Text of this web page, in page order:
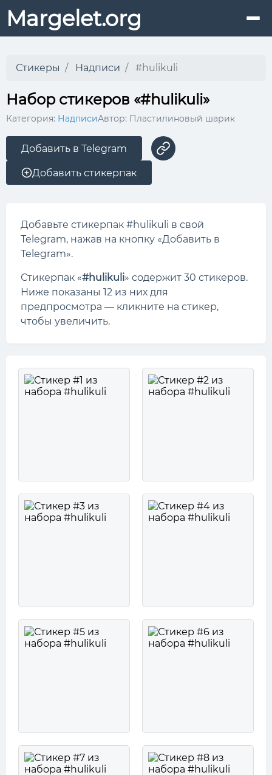
Margelet.org
Стикеры Надписи #hulikuli
Набор стикеров «#hulikuli»
Категория: НадписиАвтор: Пластилиновый шарик
Добавить в Telegram
Добавить стикерпак
Добавьте стикерпак #hulikuli в свой
Telegram, нажав на кнопку «Добавить в
Telegram».
Стикерпак «#hulikuli» содержит 30 стикеров.
Ниже показаны 12 из них для
предпросмотра — кликните на стикер,
чтобы увеличить.